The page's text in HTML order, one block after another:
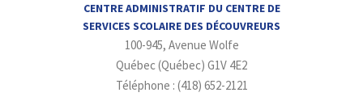
g
r
a
m
d
i
n
-
i
n
b
e
CENTRE ADMINISTRATIF DU CENTRE DE
SERVICES SCOLAIRE DES DÉCOUVREURS
100-945, Avenue Wolfe
Québec (Québec) G1V 4E2
Téléphone : (418) 652-2121